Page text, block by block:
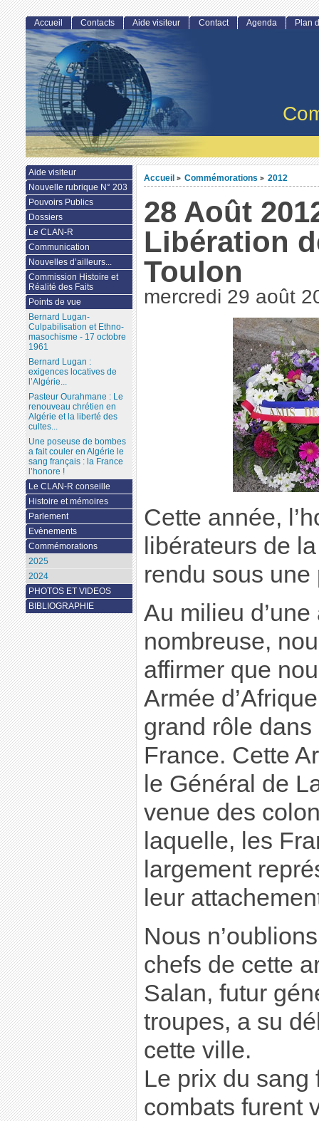
Accueil > Commémorations > 2012
28 Août
Libération
Toulon
mercredi 29 août
Cette année,
libérateurs de
rendu sous
Au milieu
nombreuse,
affirmer que
Armée
grand rôle
France. Cette
le Général de
venue des
laquelle, les
largement
leur
Nous
chefs de cette
Salan, futur
troupes, a su
cette ville.
Le prix du sang
combats furent
Accueil Contacts Aide visiteur Contact Agenda Plan
Aide visiteur
Nouvelle rubrique N° 203
Pouvoirs Publics
Dossiers
Le CLAN-R
Communication
Nouvelles d’ailleurs...
Commission Histoire et
Réalité des Faits
Points de vue
Bernard Lugan-
Culpabilisation et Ethno-
masochisme - 17 octobre
1961
Bernard Lugan :
exigences locatives de
l’Algérie...
Pasteur Ourahmane : Le
renouveau chrétien en
Algérie et la liberté des
cultes...
Une poseuse de bombes
a fait couler en Algérie le
sang français : la France
l’honore !
Le CLAN-R conseille
Histoire et mémoires
Parlement
Evènements
Commémorations
2025
2024
PHOTOS ET VIDEOS
BIBLIOGRAPHIE